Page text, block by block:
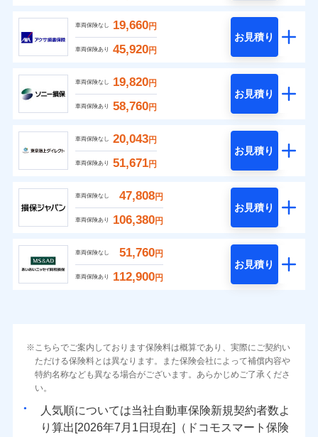
車両保険なし 19,660円
車両保険あり 45,920円
お見積り
車両保険なし 19,820円
車両保険あり 58,760円
お見積り
車両保険なし 20,043円
車両保険あり 51,671円
お見積り
車両保険なし 47,808円
車両保険あり 106,380円
お見積り
車両保険なし 51,760円
車両保険あり 112,900円
お見積り
こちらでご案内しております保険料は概算であり、実際にご契約い
ただける保険料とは異なります。また保険会社によって補償内容や
特約名称なども異なる場合がございます。あらかじめご了承くださ
い。
人気順については当社
新規契約者数よ
り算出[
年 月
日現在]（ドコモスマート保険